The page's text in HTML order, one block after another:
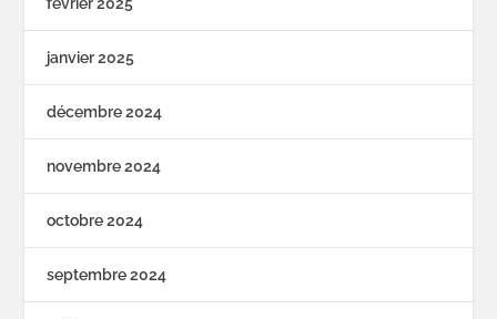
janvier 2025
décembre 2024
novembre 2024
octobre 2024
septembre 2024